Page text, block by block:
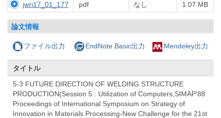
jwri17_01_177 pdf なし 1.07 MB
論文情報
ファイル出力 EndNote Basic出力 Mendeley出力
タイトル
5-3 FUTURE DIRECTION OF WELDING STRUCTURE
PRODUCTION(Session 5 : Utilization of Computers,SIMAP'88
Proceedings of International Symposium on Strategy of
Innovation in Materials Processing-New Challenge for the 21st